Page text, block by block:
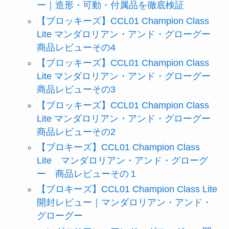
ー｜造形・可動・付属品を徹底検証
【ブロッキーズ】CCL01 Champion Class
Lite マンダロリアン・アンド・グローグー
商品レビューその4
【ブロッキーズ】CCL01 Champion Class
Lite マンダロリアン・アンド・グローグー
商品レビューその3
【ブロッキーズ】CCL01 Champion Class
Lite マンダロリアン・アンド・グローグー
商品レビューその2
【ブロキーズ】CCL01 Champion Class
Lite マンダロリアン・アンド・グローグ
ー 商品レビューその１
【ブロキーズ】CCL01 Champion Class Lite
開封レビュー｜マンダロリアン・アンド・
グローグー